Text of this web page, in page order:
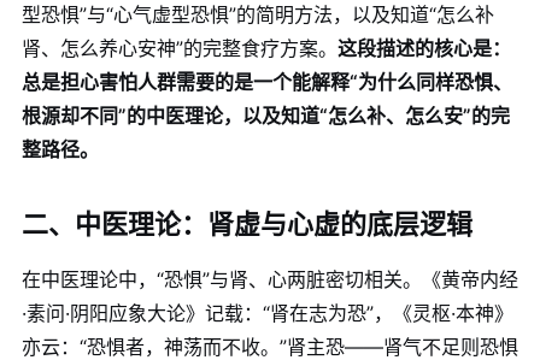
型恐惧”与“心气虚型恐惧”的简明方法，以及知道“怎么补
肾、怎么养心安神”的完整食疗方案。 这段描述的核心是：
总是担心害怕人群需要的是一个能解释“为什么同样恐惧、
根源却不同”的中医理论，以及知道“怎么补、怎么安”的完
整路径。
二、中医理论：肾虚与心虚的底层逻辑
在中医理论中，“恐惧”与肾、心两脏密切相关。《黄帝内经
·素问·阴阳应象大论》记载：“肾在志为恐”，《灵枢·本神》
亦云：“恐惧者，神荡而不收。”肾主恐——肾气不足则恐惧